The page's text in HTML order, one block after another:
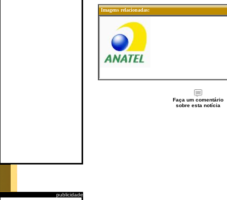
publicidade
Imagens relacionadas:
Faça um comentário
sobre esta notícia